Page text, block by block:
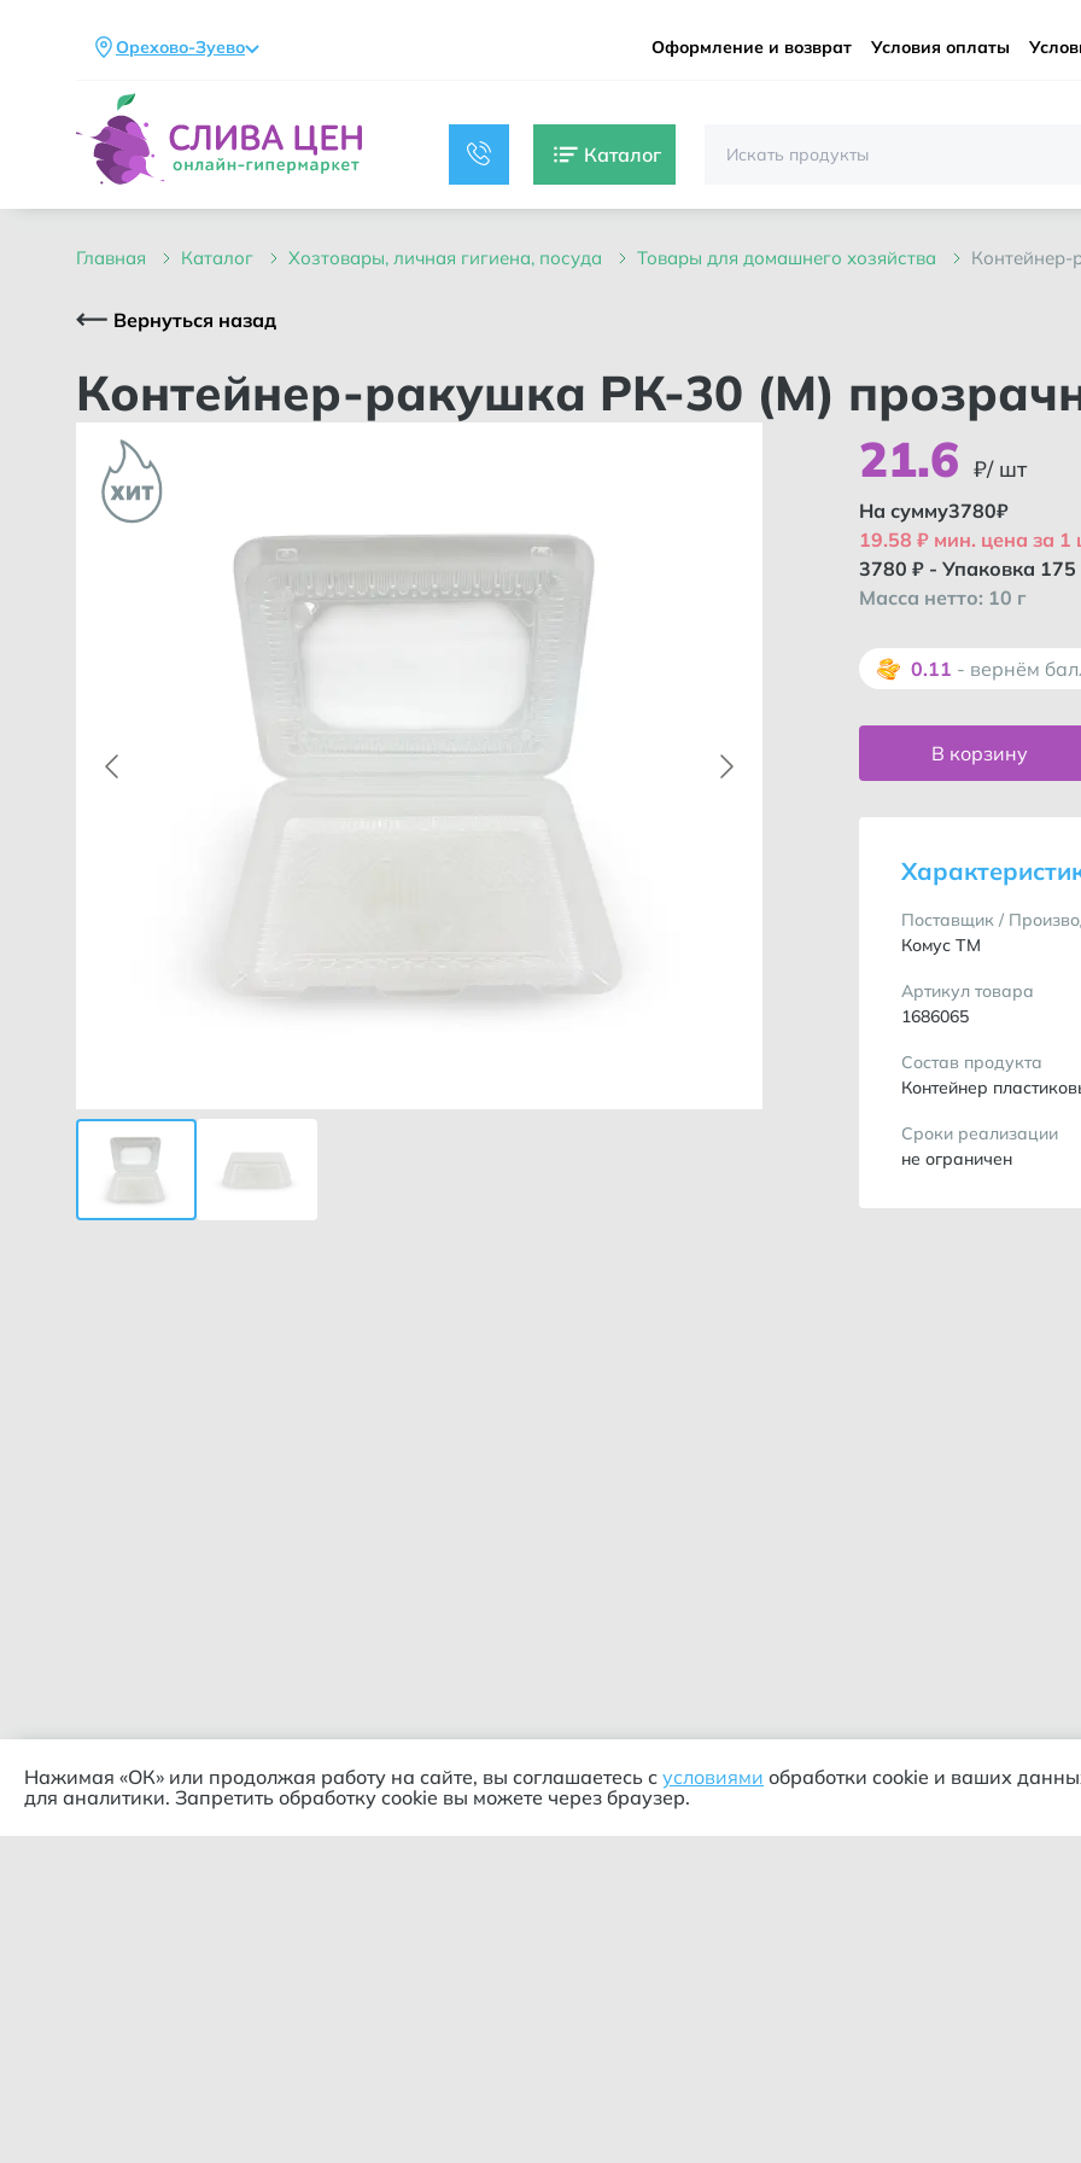
Орехово-Зуево Оформление и возврат Условия оплаты
Каталог
главная каталог хозтовары, личная гигиена, посуда товары для домашнего хозяйства
Вернуться назад
Контейнер-ракушка РК-30 (М)
21.6 ₽/ шт
На сумму3780₽
19.58 ₽ мин. цена за 1
3780 ₽ - Упаковка
Масса нетто: 10 г
0.11 - вернём
В корзину
Поставщик /
Комус ТМ
Артикул товара
1686065
Состав продукта
Контейнер
Сроки реализации
не ограничен
Нажимая «ОК» или продолжая работу на сайте, вы соглашаетесь с условиями обработки cookie и ваших
для аналитики. Запретить обработку cookie вы можете через браузер.